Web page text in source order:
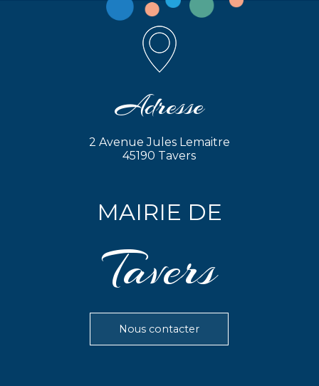
Adresse
2 Avenue Jules Lemaitre
45190 Tavers
MAIRIE DE
Tavers
Nous contacter